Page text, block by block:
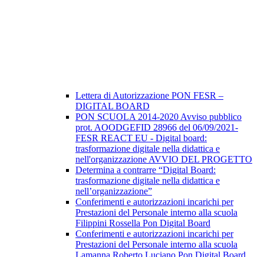
Lettera di Autorizzazione PON FESR –
DIGITAL BOARD
PON SCUOLA 2014-2020 Avviso pubblico
prot. AOODGEFID 28966 del 06/09/2021-
FESR REACT EU - Digital board:
trasformazione digitale nella didattica e
nell'organizzazione AVVIO DEL PROGETTO
Determina a contrarre “Digital Board:
trasformazione digitale nella didattica e
nell’organizzazione”
Conferimenti e autorizzazioni incarichi per
Prestazioni del Personale interno alla scuola
Filippini Rossella Pon Digital Board
Conferimenti e autorizzazioni incarichi per
Prestazioni del Personale interno alla scuola